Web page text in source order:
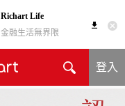
Richart Life
金融生活無界限
登入